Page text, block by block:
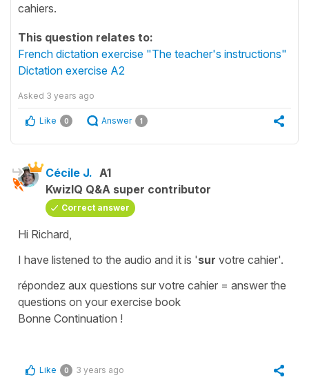
cahiers.
This question relates to:
French dictation exercise "The teacher's instructions"
Dictation exercise A2
Asked 3 years ago
Like 0 Answer 1
Cécile J. A1
KwizIQ Q&A super contributor
Correct answer
Hi Richard,
I have listened to the audio and it is 'sur votre cahier'.
répondez aux questions sur votre cahier = answer the
questions on your exercise book
Bonne Continuation !
Like 0 3 years ago